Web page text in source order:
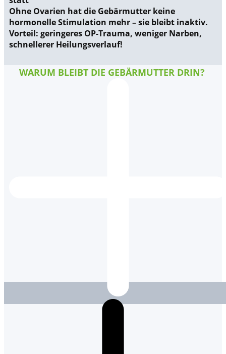
Ohne Ovarien hat die Gebärmutter keine
hormonelle Stimulation mehr – sie bleibt inaktiv.
Vorteil: geringeres OP-Trauma, weniger Narben,
schnellerer Heilungsverlauf!
WARUM BLEIBT DIE GEBÄRMUTTER DRIN?